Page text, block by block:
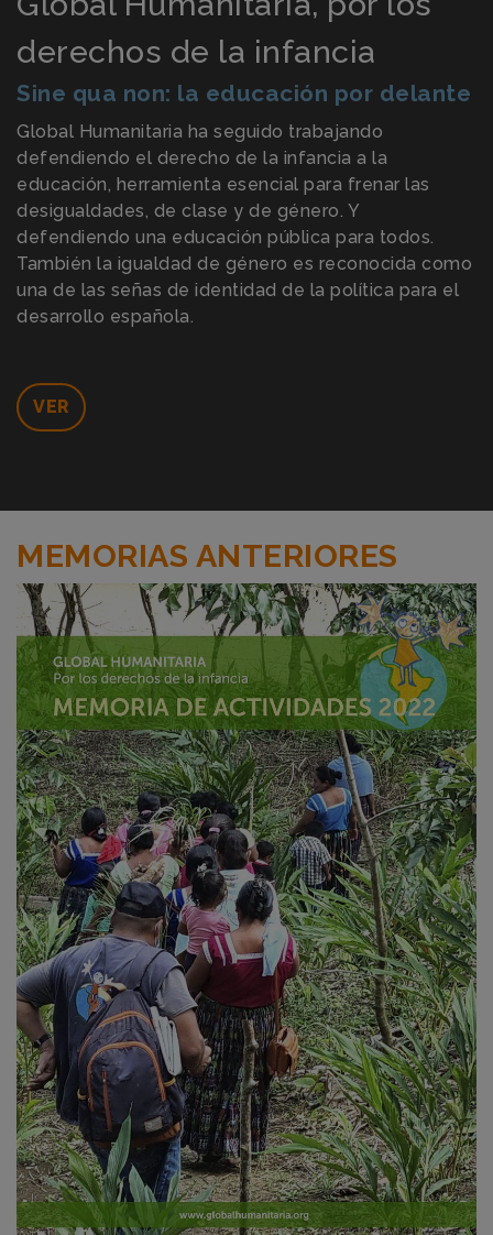
derechos de la infancia
Sine qua non: la educación por delante
Global Humanitaria ha seguido trabajando
defendiendo el derecho de la infancia a la
educación, herramienta esencial para frenar las
desigualdades, de clase y de género. Y
defendiendo una educación pública para todos.
También la igualdad de género es reconocida como
una de las señas de identidad de la política para el
desarrollo española.
VER
MEMORIAS ANTERIORES